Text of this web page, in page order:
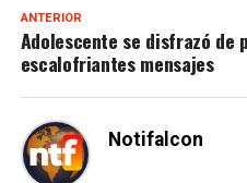
ANTERIOR
Adolescente se disfrazó de
escalofriantes mensajes
Notifalcon